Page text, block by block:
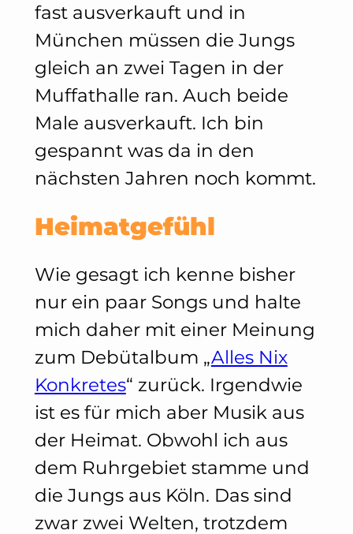
fast ausverkauft und in
München müssen die Jungs
gleich an zwei Tagen in der
Muffathalle ran. Auch beide
Male ausverkauft. Ich bin
gespannt was da in den
nächsten Jahren noch kommt.
Heimatgefühl
Wie gesagt ich kenne bisher
nur ein paar Songs und halte
mich daher mit einer Meinung
zum Debütalbum „Alles Nix
Konkretes“ zurück. Irgendwie
ist es für mich aber Musik aus
der Heimat. Obwohl ich aus
dem Ruhrgebiet stamme und
die Jungs aus Köln. Das sind
zwar zwei Welten, trotzdem